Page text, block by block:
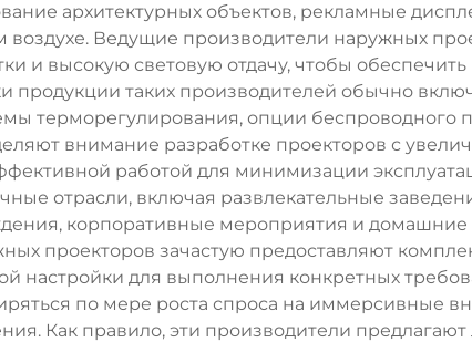
архитектурных объектов, рекламные
воздухе. Ведущие производители наружных
и высокую световую отдачу, чтобы
продукции таких производителей обычно
терморегулирования, опции беспроводного
внимание разработке проекторов с
работой для минимизации
отрасли, включая развлекательные
корпоративные мероприятия и
проекторов зачастую предоставляют
настройки для выполнения конкретных
по мере роста спроса на иммерсивные
Как правило, эти производители